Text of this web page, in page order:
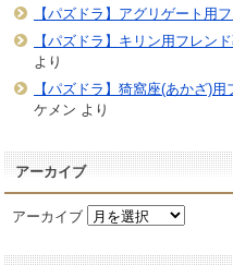
【パズドラ】アグリゲート用
【パズドラ】キリン用フレン
より
【パズドラ】猗窩座(あかざ)
ケメン より
アーカイブ
アーカイブ